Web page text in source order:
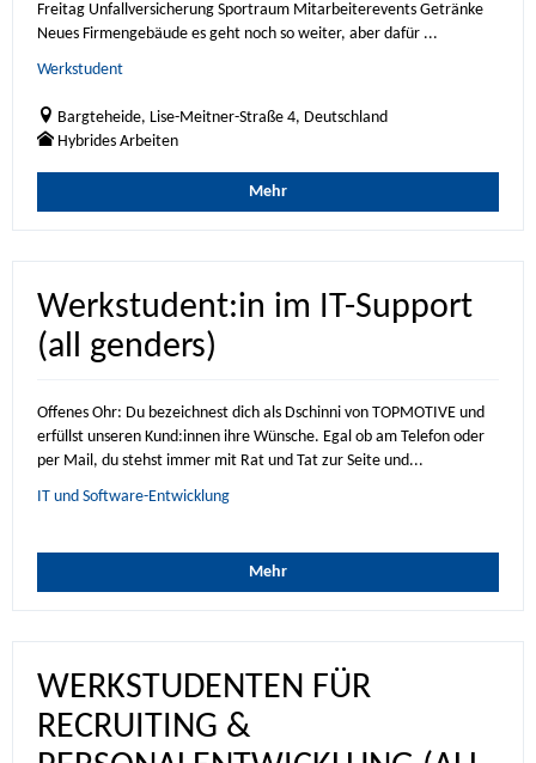
Freitag Unfallversicherung Sportraum Mitarbeiterevents Getränke
Neues Firmengebäude es geht noch so weiter, aber dafür ...
Werkstudent
Bargteheide, Lise-Meitner-Straße 4, Deutschland
Hybrides Arbeiten
Mehr
Werkstudent:in im IT-Support
(all genders)
Offenes Ohr: Du bezeichnest dich als Dschinni von TOPMOTIVE und
erfüllst unseren Kund:innen ihre Wünsche. Egal ob am Telefon oder
per Mail, du stehst immer mit Rat und Tat zur Seite und...
IT und Software-Entwicklung
Mehr
WERKSTUDENTEN FÜR
RECRUITING &